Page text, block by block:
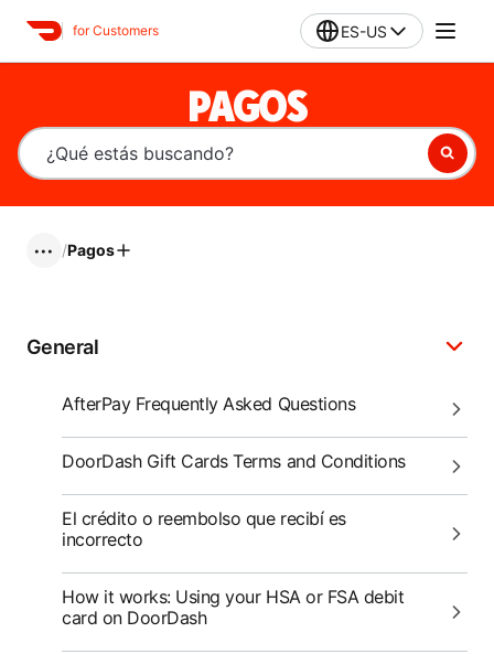
for Customers ES-US
PAGOS
••• /Pagos
General
AfterPay Frequently Asked Questions
DoorDash Gift Cards Terms and Conditions
El crédito o reembolso que recibí es
incorrecto
How it works: Using your HSA or FSA debit
card on DoorDash